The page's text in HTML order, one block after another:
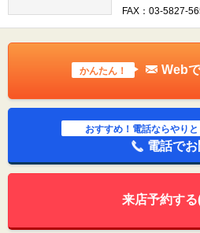
FAX：03-5827-
かんたん！ Web
おすすめ！電話ならやり
電話で
来店予約す